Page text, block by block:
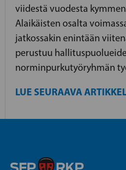
viidestä vuodesta
Alaikäisten osalta
jatkossakin enintään
perustuu
norminpurkutyöryhmän
LUE SEURAAVA